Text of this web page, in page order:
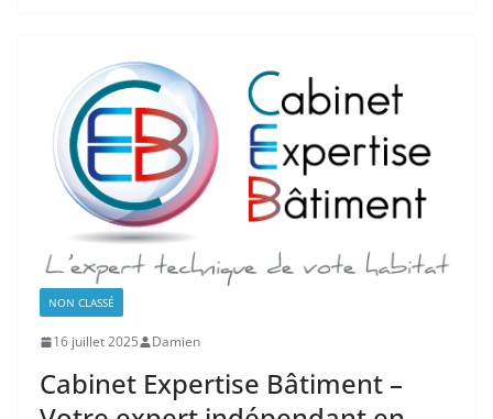
NON CLASSÉ
16 juillet 2025 Damien
Cabinet Expertise Bâtiment –